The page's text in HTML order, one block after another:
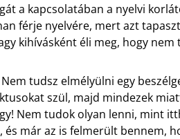
a kapcsolatában a nyelvi
férje nyelvére, mert azt
kihívásként éli meg, hogy
tudsz elmélyülni egy
szül, majd mindezek
Nem tudok olyan lenni, mint
már az is felmerült bennem,